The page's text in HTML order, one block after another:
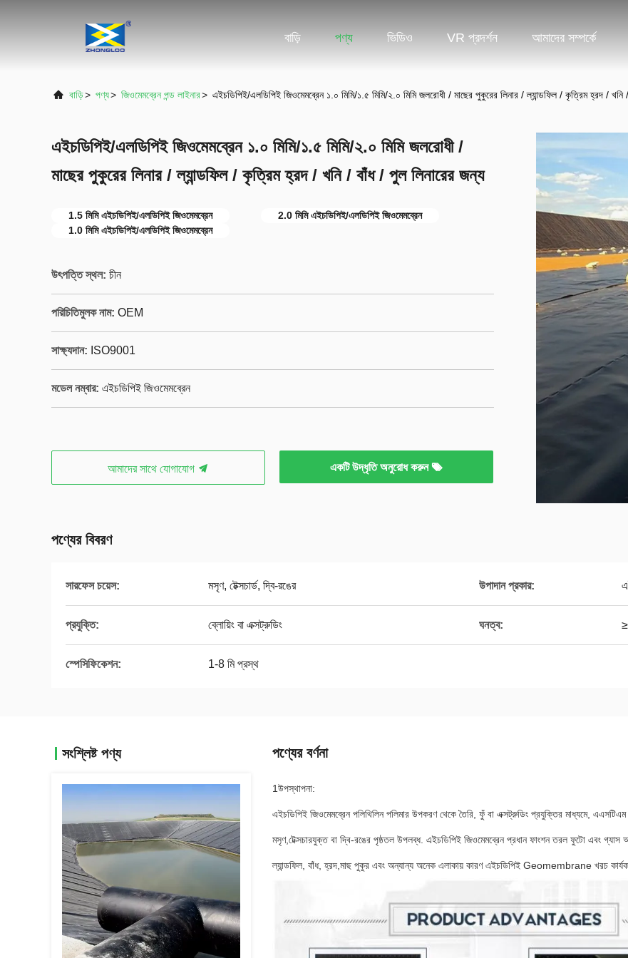
বাড়ি পণ্য ভিডিও VR প্রদর্শন আমাদের সম্পর্কে
বাড়ি> পণ্য> জিওমেমব্রেন পন্ড লাইনার> এইচডিপিই/এলডিপিই জিওমেমব্রেন ১.০ মিমি/১.৫ মিমি/২.০ মিমি জলরোধী / মাছের পুকুরের লিনার / ল্যান্ডফিল / কৃত্রিম হ্রদ /
এইচডিপিই/এলডিপিই জিওমেমব্রেন ১.০ মিমি/১.৫ মিমি/২.০ মিমি জলরোধী /
মাছের পুকুরের লিনার / ল্যান্ডফিল / কৃত্রিম হ্রদ / খনি / বাঁধ / পুল লিনারের জন্য
1.5 মিমি এইচডিপিই/এলডিপিই জিওমেমব্রেন
2.0 মিমি এইচডিপিই/এলডিপিই জিওমেমব্রেন
1.0 মিমি এইচডিপিই/এলডিপিই জিওমেমব্রেন
উৎপত্তি স্থল: চীন
পরিচিতিমুলক নাম: OEM
সাক্ষ্যদান: ISO9001
মডেল নম্বার: এইচডিপিই জিওমেমব্রেন
আমাদের সাথে যোগাযোগ একটি উদ্ধৃতি অনুরোধ করুন
পণ্যের বিবরণ
সারফেস চয়েস: মসৃণ, টেক্সচার্ড, দ্বি-রঙের উপাদান প্রকার:
প্রযুক্তি: ব্লোয়িং বা এক্সট্রুডিং ঘনত্ব:
স্পেসিফিকেশন: 1-8 মি প্রস্থ
সংশ্লিষ্ট পণ্য পণ্যের বর্ণনা
1উপস্থাপনা:
এইচডিপিই জিওমেমব্রেন পলিথিলিন পলিমার উপকরণ থেকে তৈরি, ফুঁ বা এক্সট্রুডিং প্রযুক্তির মাধ্যমে,
মসৃণ,টেক্সচারযুক্ত বা দ্বি-রঙের পৃষ্ঠতল উপলব্ধ. এইচডিপিই জিওমেমব্রেন প্রধান ফাংশন তরল ফুটো এবং
ল্যান্ডফিল, বাঁধ, হ্রদ,মাছ পুকুর এবং অন্যান্য অনেক এলাকায় কারণ এইচডিপিই Geomembrane খরচ